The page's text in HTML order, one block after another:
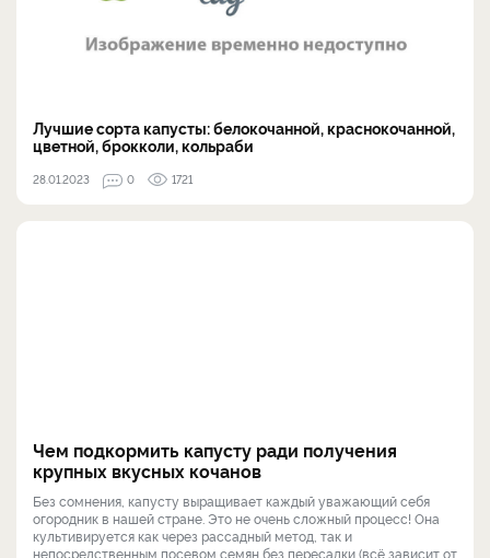
Лучшие сорта капусты: белокочанной, краснокочанной,
цветной, брокколи, кольраби
28.01.2023 0 1721
Чем подкормить капусту ради получения
крупных вкусных кочанов
Без сомнения, капусту выращивает каждый уважающий себя
огородник в нашей стране. Это не очень сложный процесс! Она
культивируется как через рассадный метод, так и
непосредственным посевом семян без пересадки (всё зависит от